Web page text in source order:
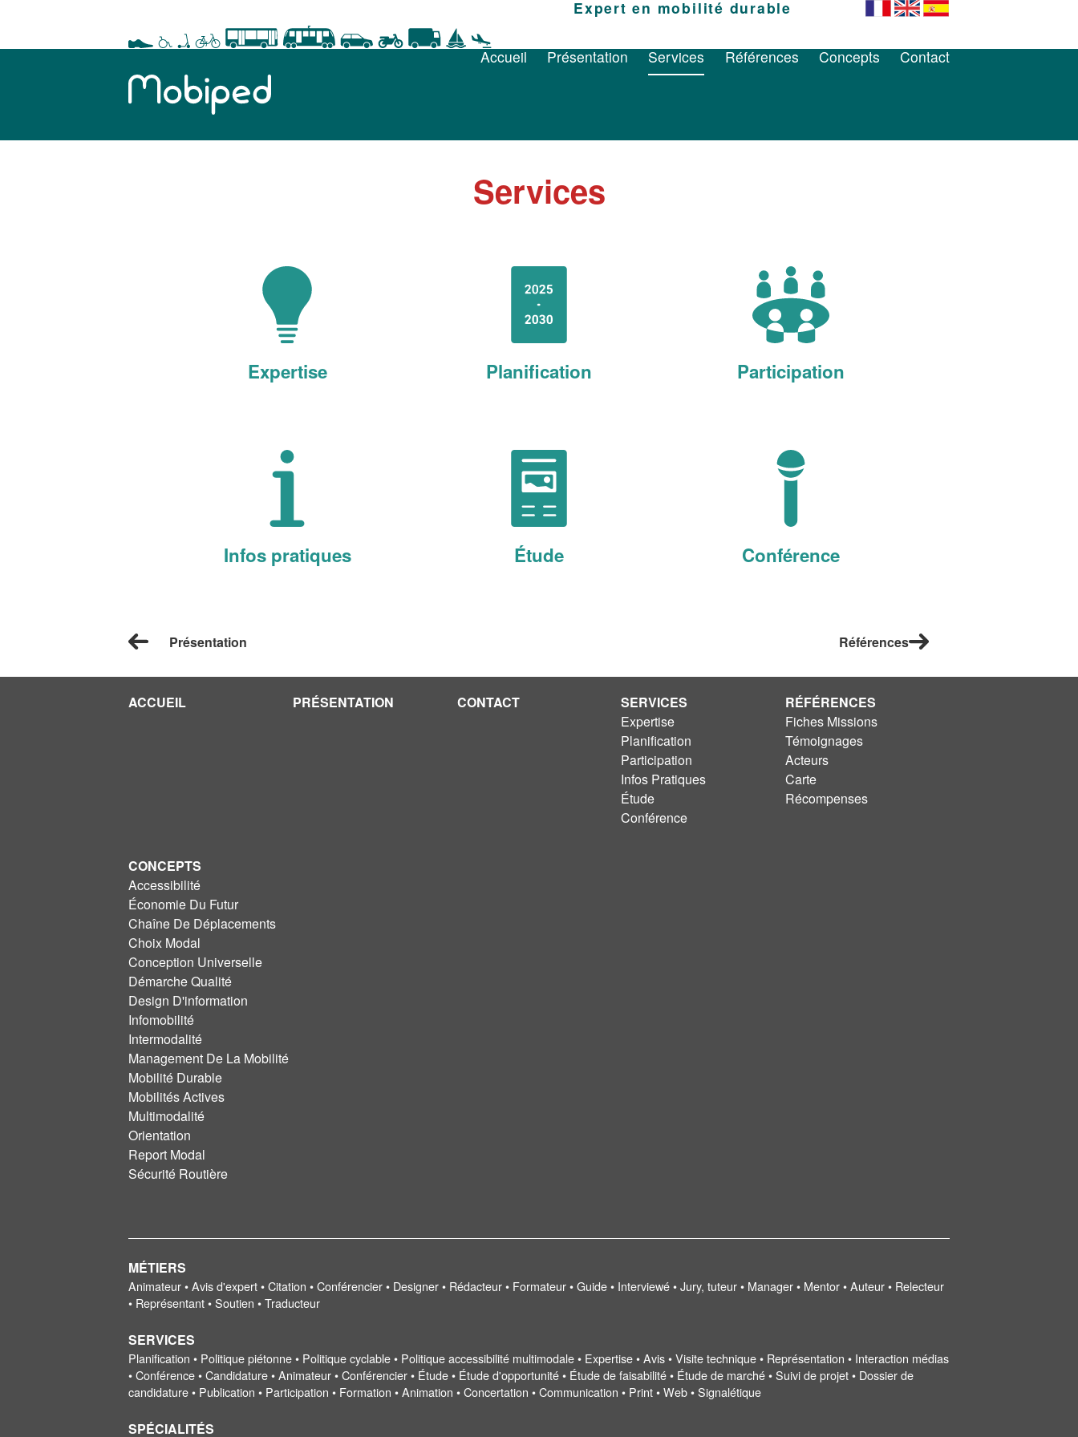
Expert en mobilité durable
Accueil Présentation Services Références Concepts Contact
Présentation Services Références Concepts Contact
Services
Expertise Planification Participation
Infos pratiques Étude Conférence
Présentation Références
ACCUEIL PRÉSENTATION CONTACT
SERVICES
Expertise
Planification
Participation
Infos Pratiques
Étude
Conférence
RÉFÉRENCES
Fiches Missions
Témoignages
Acteurs
Carte
Récompenses
CONCEPTS
Accessibilité
Économie Du Futur
Chaîne De Déplacements
Choix Modal
Conception Universelle
Démarche Qualité
Design D'information
Infomobilité
Intermodalité
Management De La Mobilité
Mobilité Durable
Mobilités Actives
Multimodalité
Orientation
Report Modal
Sécurité Routière
MÉTIERS
Animateur • Avis d'expert • Citation • Conférencier • Designer • Rédacteur • Formateur • Guide • Interviewé • Jury, tuteur • Manager • Mentor • Auteur • Relecteur
• Représentant • Soutien • Traducteur
SERVICES
Planification • Politique piétonne • Politique cyclable • Politique accessibilité multimodale • Expertise • Avis • Visite technique • Représentation • Interaction médias
• Conférence • Candidature • Animateur • Conférencier • Étude • Étude d'opportunité • Étude de faisabilité • Étude de marché • Suivi de projet • Dossier de
candidature • Publication • Participation • Formation • Animation • Concertation • Communication • Print • Web • Signalétique
SPÉCIALITÉS